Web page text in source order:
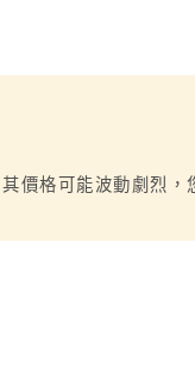
價格可能波動劇烈，